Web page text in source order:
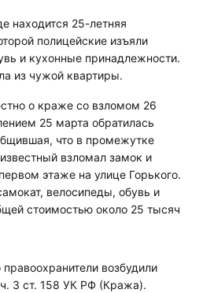
находится 25-летняя
полицейские изъяли
и кухонные принадлежности.
из чужой квартиры.
о краже со взломом 26
25 марта обратилась
что в промежутке
взломал замок и
этаже на улице Горького.
велосипеды, обувь и
стоимостью около 25 тысяч
возбудили
3 ст. 158 УК РФ (Кража).